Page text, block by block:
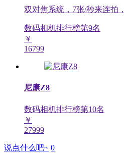
双对焦系统，7张/秒来连拍
数码相机排行榜第9名
￥
16799
尼康Z8
数码相机排行榜第10名
￥
27999
说点什么吧~ 0